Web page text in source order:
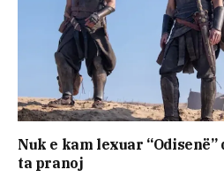
Nuk e kam lexuar
ta pranoj